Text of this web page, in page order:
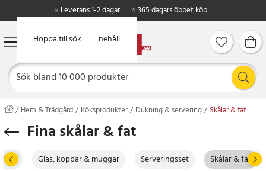
Hoppa till huvudinnehåll
Hoppa till sök
⭐ Leverans 1-2 dagar ⭐ 365 dagars öppet köp
Hem & Trädgård Köksprodukter Dukning & servering Skålar & fat
Fina skålar & fat
Glas, koppar & muggar Serveringsset Skålar & fat